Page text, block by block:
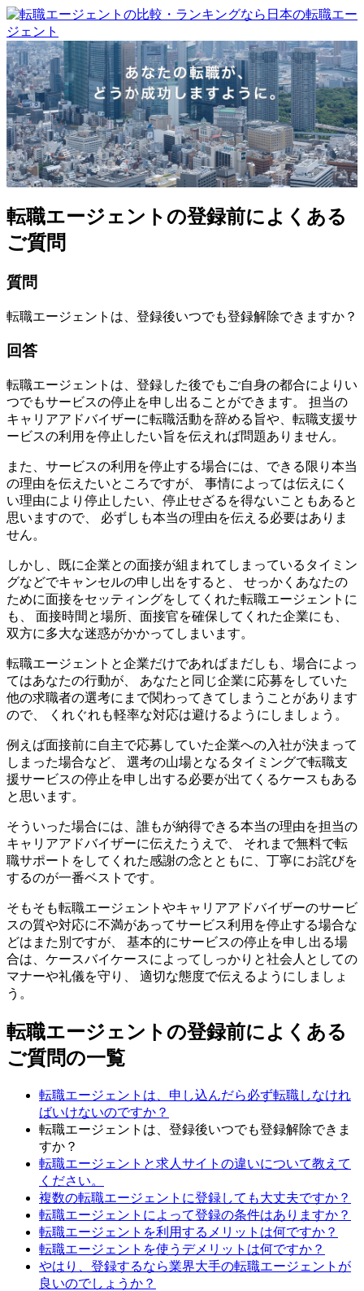
転職エージェントの登録前によくある
ご質問
質問
転職エージェントは、登録後いつでも登録解除できますか？
回答
転職エージェントは、登録した後でもご自身の都合によりい
つでもサービスの停止を申し出ることができます。 担当の
キャリアアドバイザーに転職活動を辞める旨や、転職支援サ
ービスの利用を停止したい旨を伝えれば問題ありません。
また、サービスの利用を停止する場合には、できる限り本当
の理由を伝えたいところですが、 事情によっては伝えにく
い理由により停止したい、停止せざるを得ないこともあると
思いますので、 必ずしも本当の理由を伝える必要はありま
せん。
しかし、既に企業との面接が組まれてしまっているタイミン
グなどでキャンセルの申し出をすると、 せっかくあなたの
ために面接をセッティングをしてくれた転職エージェントに
も、 面接時間と場所、面接官を確保してくれた企業にも、
双方に多大な迷惑がかかってしまいます。
転職エージェントと企業だけであればまだしも、場合によっ
てはあなたの行動が、 あなたと同じ企業に応募をしていた
他の求職者の選考にまで関わってきてしまうことがあります
ので、 くれぐれも軽率な対応は避けるようにしましょう。
例えば面接前に自主で応募していた企業への入社が決まって
しまった場合など、 選考の山場となるタイミングで転職支
援サービスの停止を申し出する必要が出てくるケースもある
と思います。
そういった場合には、誰もが納得できる本当の理由を担当の
キャリアアドバイザーに伝えたうえで、 それまで無料で転
職サポートをしてくれた感謝の念とともに、丁寧にお詫びを
するのが一番ベストです。
そもそも転職エージェントやキャリアアドバイザーのサービ
スの質や対応に不満があってサービス利用を停止する場合な
どはまた別ですが、 基本的にサービスの停止を申し出る場
合は、ケースバイケースによってしっかりと社会人としての
マナーや礼儀を守り、 適切な態度で伝えるようにしましょ
う。
転職エージェントの登録前によくある
ご質問の一覧
転職エージェントは、申し込んだら必ず転職しなけれ
ばいけないのですか？
転職エージェントは、登録後いつでも登録解除できま
すか？
転職エージェントと求人サイトの違いについて教えて
ください。
複数の転職エージェントに登録しても大丈夫ですか？
転職エージェントによって登録の条件はありますか？
転職エージェントを利用するメリットは何ですか？
転職エージェントを使うデメリットは何ですか？
やはり、登録するなら業界大手の転職エージェントが
良いのでしょうか？